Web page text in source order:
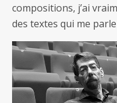
compositions, j’ai
des textes qui me